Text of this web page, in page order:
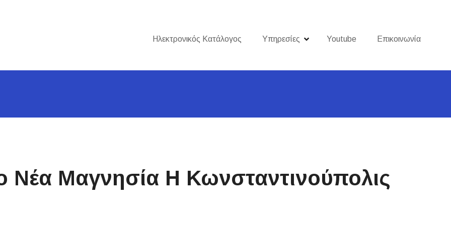
Ηλεκτρονικός Κατάλογος Υπηρεσίες Youtube Επικοινωνία
Νέα Μαγνησία Η Κωνσταντινούπολις